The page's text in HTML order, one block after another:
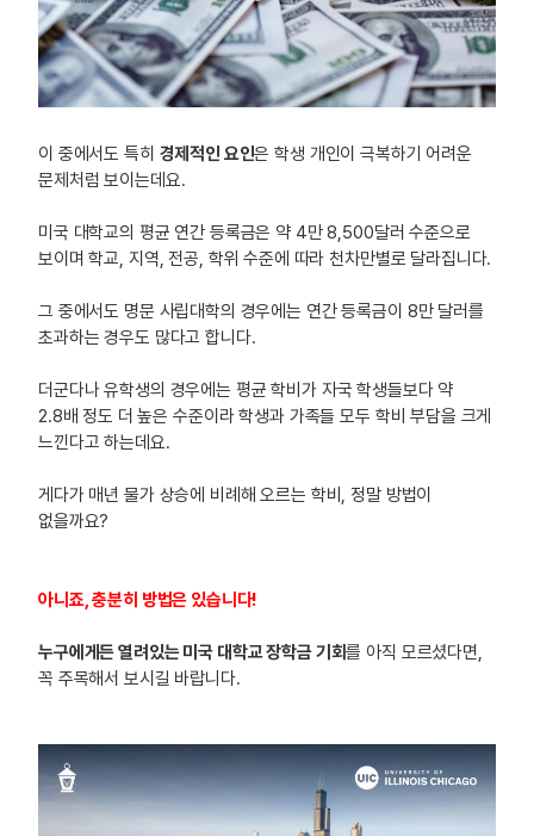
이 중에서도 특히 경제적인 요인은 학생 개인이 극복하기 어려운
문제처럼 보이는데요.
미국 대학교의 평균 연간 등록금은 약 4만 8,500달러 수준으로
보이며 학교, 지역, 전공, 학위 수준에 따라 천차만별로 달라집니다.
그 중에서도 명문 사립대학의 경우에는 연간 등록금이 8만 달러를
초과하는 경우도 많다고 합니다.
더군다나 유학생의 경우에는 평균 학비가 자국 학생들보다 약
2.8배 정도 더 높은 수준이라 학생과 가족들 모두 학비 부담을 크게
느낀다고 하는데요.
게다가 매년 물가 상승에 비례해 오르는 학비, 정말 방법이
없을까요?
아니죠, 충분히 방법은 있습니다!
누구에게든 열려있는 미국 대학교 장학금 기회를 아직 모르셨다면,
꼭 주목해서 보시길 바랍니다.